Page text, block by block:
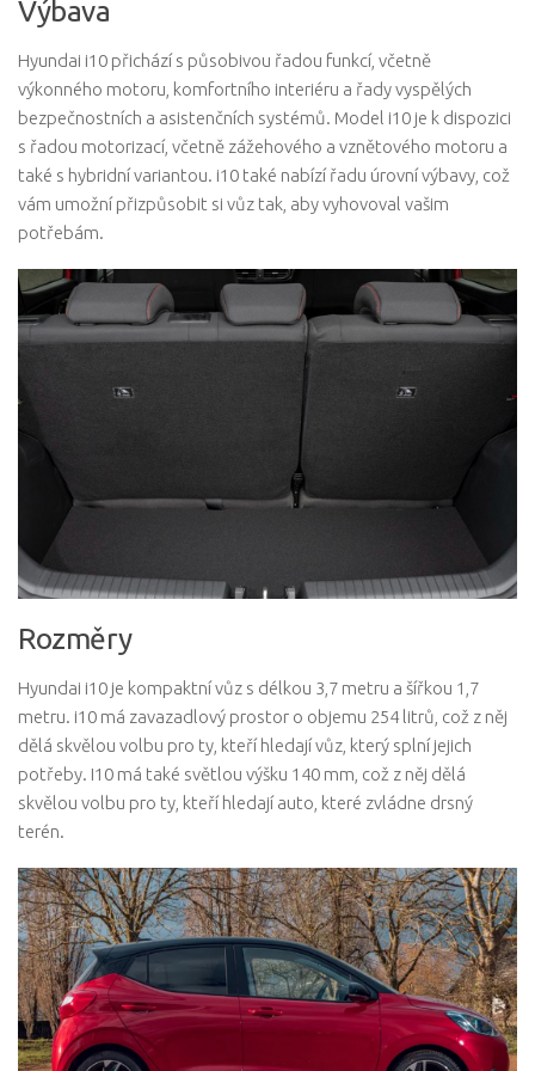
Výbava
Hyundai i10 přichází s působivou řadou funkcí, včetně
výkonného motoru, komfortního interiéru a řady vyspělých
bezpečnostních a asistenčních systémů. Model i10 je k dispozici
s řadou motorizací, včetně zážehového a vznětového motoru a
také s hybridní variantou. i10 také nabízí řadu úrovní výbavy, což
vám umožní přizpůsobit si vůz tak, aby vyhovoval vašim
potřebám.
Rozměry
Hyundai i10 je kompaktní vůz s délkou 3,7 metru a šířkou 1,7
metru. i10 má zavazadlový prostor o objemu 254 litrů, což z něj
dělá skvělou volbu pro ty, kteří hledají vůz, který splní jejich
potřeby. I10 má také světlou výšku 140 mm, což z něj dělá
skvělou volbu pro ty, kteří hledají auto, které zvládne drsný
terén.